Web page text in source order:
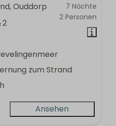
7 Nächte
2 Personen
Ouddorp
2
zum Strand
Ansehen